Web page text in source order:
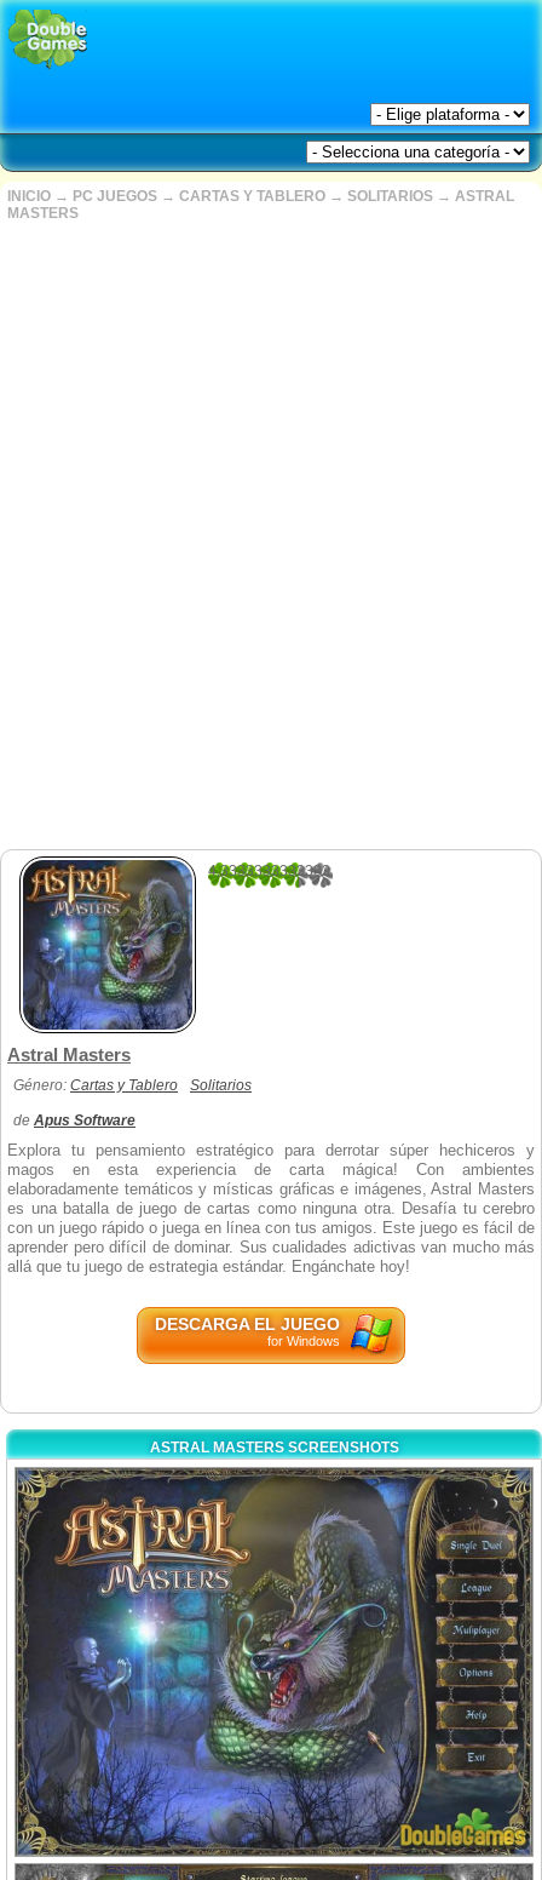
INICIO → PC JUEGOS → CARTAS Y TABLERO → SOLITARIOS → ASTRAL
MASTERS
4.3333333333333
Astral Masters
Género: Cartas y Tablero Solitarios
de Apus Software
Explora tu pensamiento estratégico para derrotar súper hechiceros y
magos en esta experiencia de carta mágica! Con ambientes
elaboradamente temáticos y místicas gráficas e imágenes, Astral Masters
es una batalla de juego de cartas como ninguna otra. Desafía tu cerebro
con un juego rápido o juega en línea con tus amigos. Este juego es fácil de
aprender pero difícil de dominar. Sus cualidades adictivas van mucho más
allá que tu juego de estrategia estándar. Engánchate hoy!
DESCARGA EL JUEGO
for Windows
ASTRAL MASTERS SCREENSHOTS